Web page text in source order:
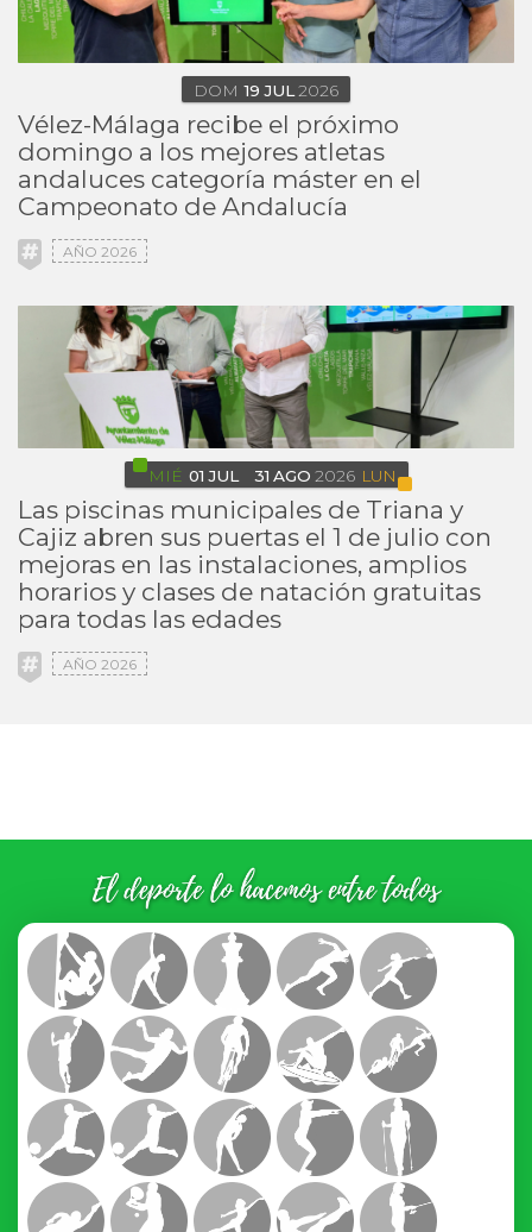
DOM 19 JUL2026
Vélez-Málaga recibe el próximo
domingo a los mejores atletas
andaluces categoría máster en el
Campeonato de Andalucía
AÑO 2026
MIÉ 01 JUL 31 AGO 2026 LUN
Las piscinas municipales de Triana y
Cajiz abren sus puertas el 1 de julio con
mejoras en las instalaciones, amplios
horarios y clases de natación gratuitas
para todas las edades
AÑO 2026